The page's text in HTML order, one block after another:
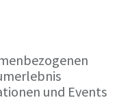
und Events